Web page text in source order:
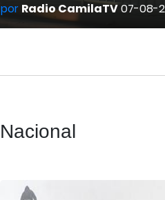
por Radio CamilaTV07-08-
Nacional